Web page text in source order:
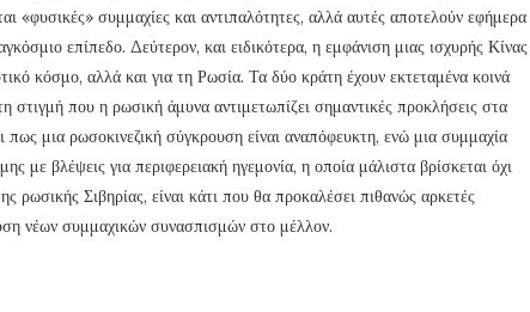
«φυσικές» συμμαχίες και αντιπαλότητες, αλλά αυτές αποτελούν εφήμερα
επίπεδο. Δεύτερον, και ειδικότερα, η εμφάνιση μιας ισχυρής Κίνας
κόσμο, αλλά και για τη Ρωσία. Τα δύο κράτη έχουν εκτεταμένα κοινά
στιγμή που η ρωσική άμυνα αντιμετωπίζει σημαντικές προκλήσεις στα
μια ρωσοκινεζική σύγκρουση είναι αναπόφευκτη, ενώ μια συμμαχία
με βλέψεις για περιφερειακή ηγεμονία, η οποία μάλιστα βρίσκεται όχι
ρωσικής Σιβηρίας, είναι κάτι που θα προκαλέσει πιθανώς αρκετές
νέων συμμαχικών συνασπισμών στο μέλλον.